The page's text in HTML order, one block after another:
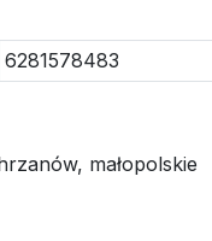
6281578483
małopolskie